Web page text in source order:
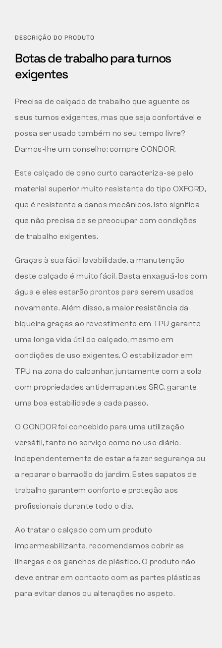
DESCRIÇÃO DO PRODUTO
Botas de trabalho para turnos
exigentes
Precisa de calçado de trabalho que aguente os
seus turnos exigentes, mas que seja confortável e
possa ser usado também no seu tempo livre?
Damos-lhe um conselho: compre CONDOR.
Este calçado de cano curto caracteriza-se pelo
material superior muito resistente do tipo OXFORD,
que é resistente a danos mecânicos. Isto significa
que não precisa de se preocupar com condições
de trabalho exigentes.
Graças à sua fácil lavabilidade, a manutenção
deste calçado é muito fácil. Basta enxaguá-los com
água e eles estarão prontos para serem usados
novamente. Além disso, a maior resistência da
biqueira graças ao revestimento em TPU garante
uma longa vida útil do calçado, mesmo em
condições de uso exigentes. O estabilizador em
TPU na zona do calcanhar, juntamente com a sola
com propriedades antiderrapantes SRC, garante
uma boa estabilidade a cada passo.
O CONDOR foi concebido para uma utilização
versátil, tanto no serviço como no uso diário.
Independentemente de estar a fazer segurança ou
a reparar o barracão do jardim. Estes sapatos de
trabalho garantem conforto e proteção aos
profissionais durante todo o dia.
Ao tratar o calçado com um produto
impermeabilizante, recomendamos cobrir as
ilhargas e os ganchos de plástico. O produto não
deve entrar em contacto com as partes plásticas
para evitar danos ou alterações no aspeto.